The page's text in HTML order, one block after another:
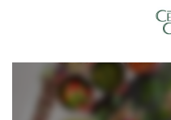
企業
Social
社会貢献活動